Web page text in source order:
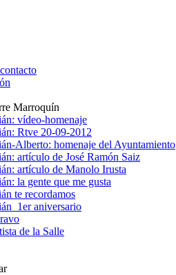
Marroquín
vídeo-homenaje
Rtve 20-09-2012
Alberto: homenaje del Ayuntamiento
artículo de José Ramón Saiz
artículo de Manolo Irusta
la gente que me gusta
te recordamos
aniversario
de la Salle